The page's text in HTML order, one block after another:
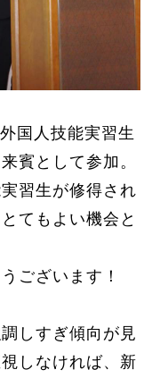
国人技能実習生
賓として参加。
習生が修得され
てもよい機会と
ございます！
しすぎ傾向が見
しなければ、新